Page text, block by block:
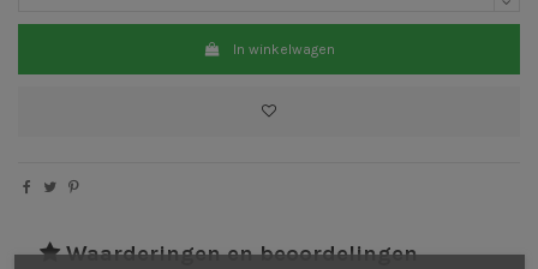
In winkelwagen
Waarderingen en beoordelingen